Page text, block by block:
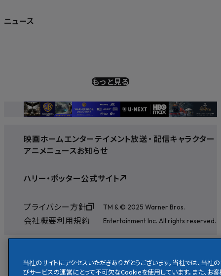
ニュース
もっと見る
映画ホームエンターテイメント放送・ 配信キャラクター
アニメニュースお知らせ
ハリー・ポッター公式サイト
プライバシー方針
会社概要利用規約
TM & © 2025 Warner Bros.
Entertainment Inc. All rights reserved.
当社のサイトにアクセスいただきありがとうございます。当社では、当社の
びサービスの運営にとって不可欠なCookieを使用しています。また、お